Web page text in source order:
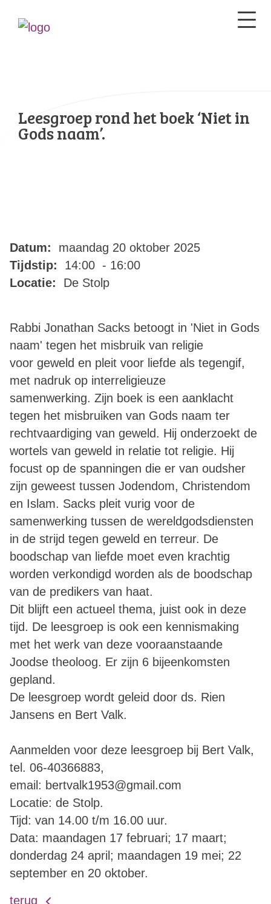
Leesgroep rond het boek ‘Niet in
Gods naam’.
Datum:
maandag 20 oktober 2025
Tijdstip:
14:00 - 16:00
Locatie:
De Stolp
Rabbi Jonathan Sacks betoogt in 'Niet in Gods
naam' tegen het misbruik van religie
voor geweld en pleit voor liefde als tegengif,
met nadruk op interreligieuze
samenwerking. Zijn boek is een aanklacht
tegen het misbruiken van Gods naam ter
rechtvaardiging van geweld. Hij onderzoekt de
wortels van geweld in relatie tot religie. Hij
focust op de spanningen die er van oudsher
zijn geweest tussen Jodendom, Christendom
en Islam. Sacks pleit vurig voor de
samenwerking tussen de wereldgodsdiensten
in de strijd tegen geweld en terreur. De
boodschap van liefde moet even krachtig
worden verkondigd worden als de boodschap
van de predikers van haat.
Dit blijft een actueel thema, juist ook in deze
tijd. De leesgroep is ook een kennismaking
met het werk van deze vooraanstaande
Joodse theoloog. Er zijn 6 bijeenkomsten
gepland.
De leesgroep wordt geleid door ds. Rien
Jansens en Bert Valk.
Aanmelden voor deze leesgroep bij Bert Valk,
tel. 06-40366883,
email: bertvalk1953@gmail.com
Locatie: de Stolp.
Tijd: van 14.00 t/m 16.00 uur.
Data: maandagen 17 februari; 17 maart;
donderdag 24 april; maandagen 19 mei; 22
september en 20 oktober.
terug